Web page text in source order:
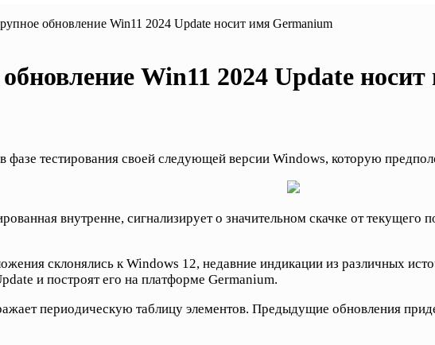
обновление Win11 2024 Update носит имя Germanium
Win11 2024 Update
фазе тестирования своей следующей версии Windows, которую
внутренне, сигнализирует о значительном скачке от текущего
склонялись к Windows 12, недавние индикации из различных
и построят его на платформе Germanium.
периодическую таблицу элементов. Предыдущие обновления